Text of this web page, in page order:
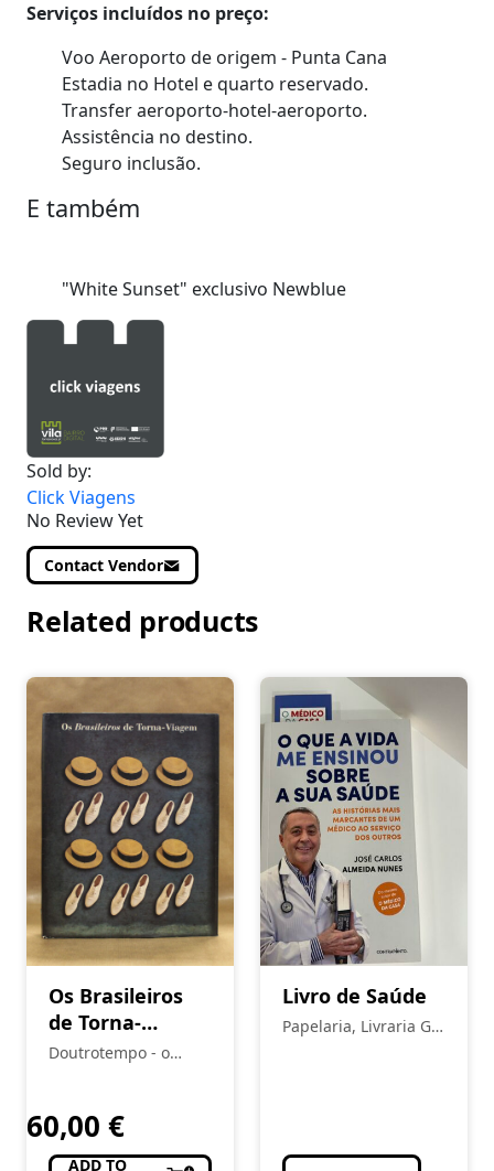
Serviços incluídos no preço:
Voo Aeroporto de origem - Punta Cana
Estadia no Hotel e quarto reservado.
Transfer aeroporto-hotel-aeroporto.
Assistência no destino.
Seguro inclusão.
E também
"White Sunset" exclusivo Newblue
Sold by:
Click Viagens
No Review Yet
Contact Vendor
Related products
Os Brasileiros
de Torna-
Viagem
Doutrotempo - o
60,00 €
ADD TO
Livro de Saúde
Papelaria, Livraria Gil